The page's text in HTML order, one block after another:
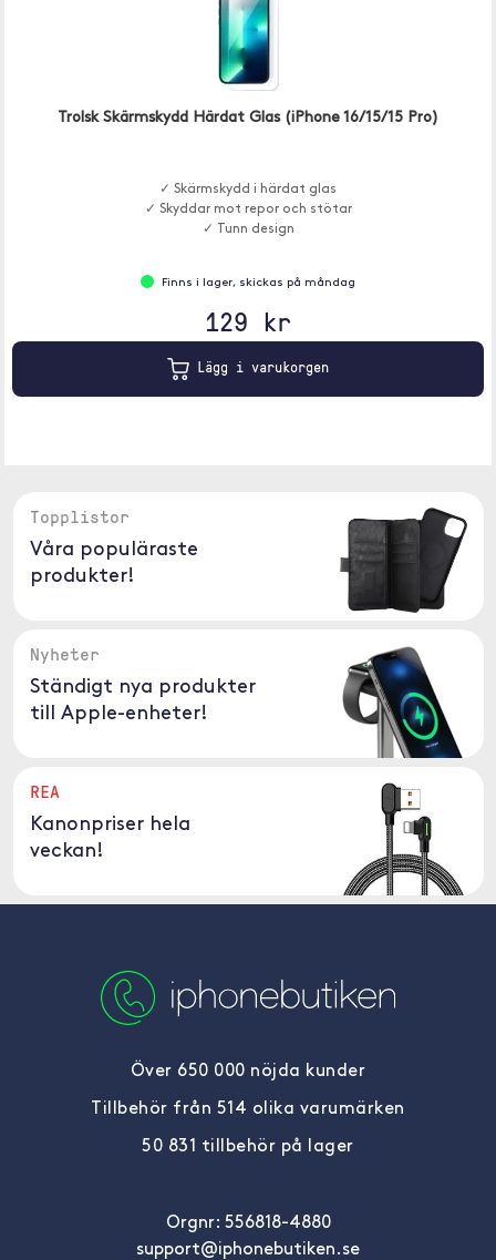
Trolsk Skärmskydd Härdat Glas (iPhone 16/15/15 Pro)
✓ Skärmskydd i härdat glas
✓ Skyddar mot repor och stötar
✓ Tunn design
Finns i lager, skickas på måndag
129 kr
Lägg i varukorgen
Topplistor
Våra populäraste
produkter!
Nyheter
Ständigt nya produkter
till Apple-enheter!
REA
Kanonpriser hela
veckan!
Över 650 000 nöjda kunder
Tillbehör från 514 olika varumärken
50 831 tillbehör på lager
Orgnr: 556818-4880
support@iphonebutiken.se